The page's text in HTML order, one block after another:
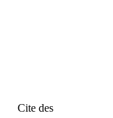
Cite des